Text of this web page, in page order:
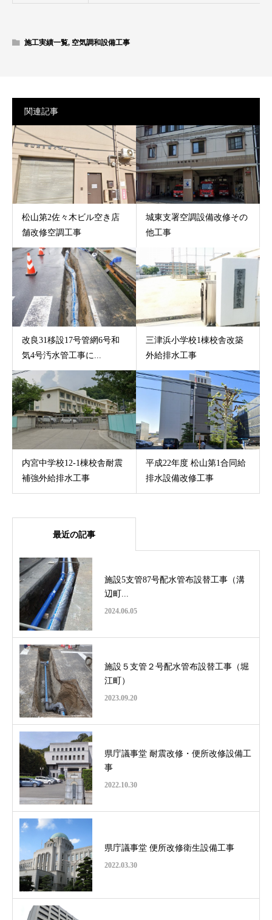
施工実績一覧, 空気調和設備工事
関連記事
松山第2佐々木ビル空き店
舗改修空調工事
城東支署空調設備改修その
他工事
改良31移設17号管網6号和
気4号汚水管工事に...
三津浜小学校1棟校舎改築
外給排水工事
内宮中学校12-1棟校舎耐震
補強外給排水工事
平成22年度 松山第1合同給
排水設備改修工事
最近の記事
施設5支管87号配水管布設替工事（溝
辺町...
2024.06.05
施設５支管２号配水管布設替工事（堀
江町）
2023.09.20
県庁議事堂 耐震改修・便所改修設備工
事
2022.10.30
県庁議事堂 便所改修衛生設備工事
2022.03.30